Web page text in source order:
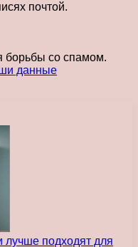
почтой.
борьбы со спамом.
данные
лучше подходят для